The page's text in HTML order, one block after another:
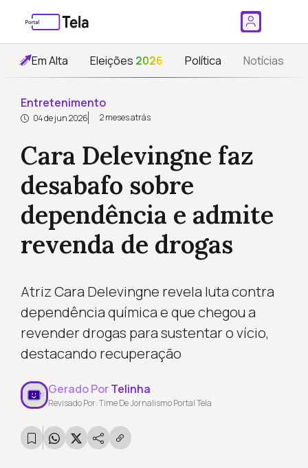
Em Alta Eleições 2026 Política Notícias
Entretenimento
04 de jun 2026 2 meses atrás
Cara Delevingne faz
desabafo sobre
dependência e admite
revenda de drogas
Atriz Cara Delevingne revela luta contra
dependência química e que chegou a
revender drogas para sustentar o vício,
destacando recuperação
Gerado PorTelinha
Revisado Por: Time De Jornalismo Portal Tela